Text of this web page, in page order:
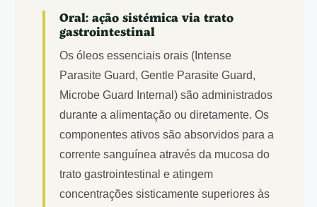
Oral: ação sistémica via trato
gastrointestinal
Os óleos essenciais orais (Intense
Parasite Guard, Gentle Parasite Guard,
Microbe Guard Internal) são administrados
durante a alimentação ou diretamente. Os
componentes ativos são absorvidos para a
corrente sanguínea através da mucosa do
trato gastrointestinal e atingem
concentrações sisticamente superiores às